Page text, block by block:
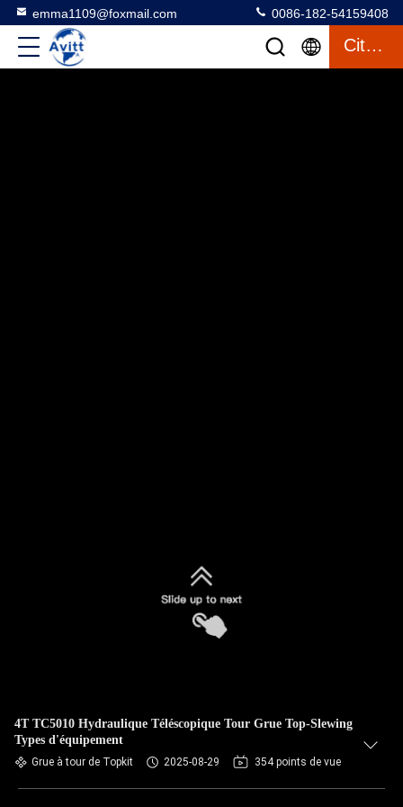
emma1109@foxmail.com 0086-182-54159408
Citation
4T TC5010 Hydraulique Téléscopique Tour Grue Top-Slewing
Types d'équipement
Grue à tour de Topkit 2025-08-29 354 points de vue